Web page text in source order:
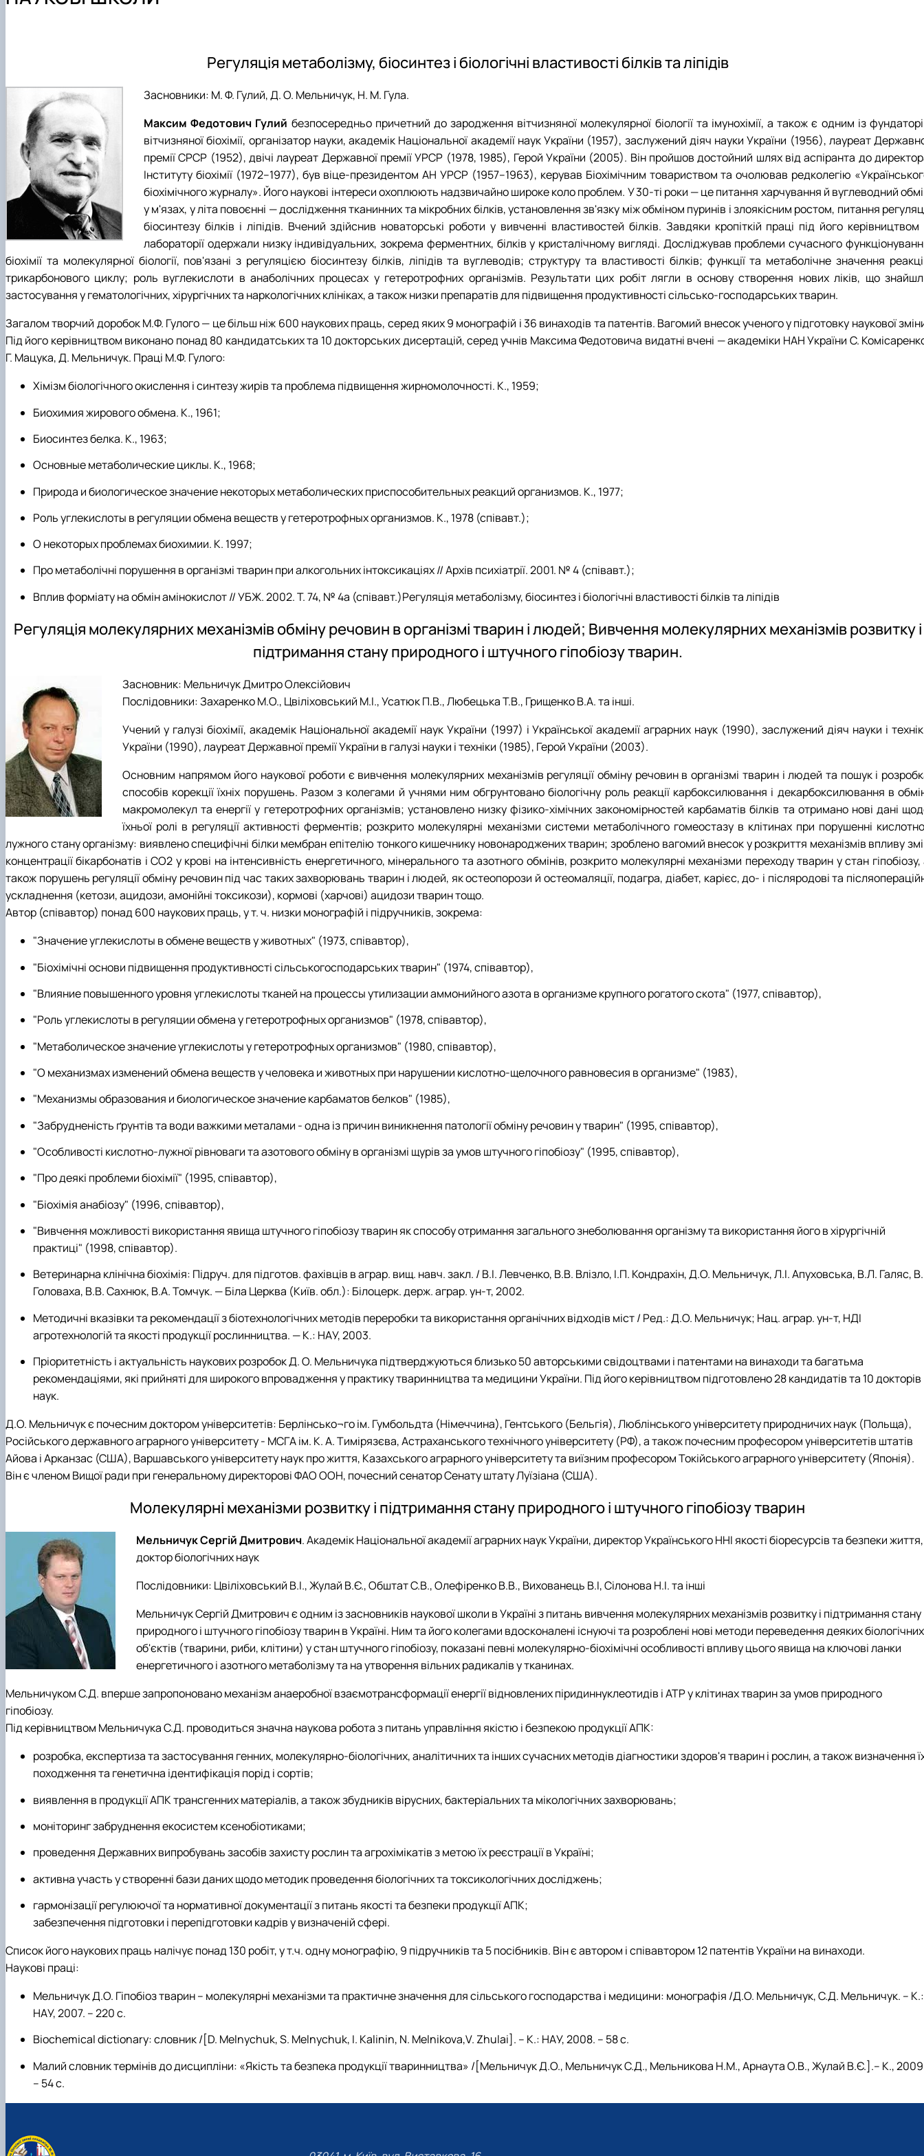
Міжкафедральна навчально-наукова лабораторія ветеринарно діагностичних дослідже…
Науковий гурток «Ветеринарна клінічна біохімія»
Історія досягнень гуртка
Фотогалерея
Регуляція метаболізму, біосинтез і біологічні властивості білків та ліпідів
Засновники: М. Ф. Гулий, Д. О. Мельничук, Н. М. Гула.
Максим Федотович Гулий безпосередньо причетний до зародження вітчизняної молекулярної біології та імунохімії, а також є одним із
вітчизняної біохімії, організатор науки, академік Національної академії наук України (1957), заслужений діяч науки України (1956), лауреат
премії СРСР (1952), двічі лауреат Державної премії УРСР (1978, 1985), Герой України (2005). Він пройшов достойний шлях від аспіранта до
Інституту біохімії (1972–1977), був віце-президентом АН УРСР (1957–1963), керував Біохімічним товариством та очолював редколегію
біохімічного журналу». Його наукові інтереси охоплюють надзвичайно широке коло проблем. У 30-ті роки — це питання харчування й вуглеводний
у м'язах, у літа повоєнні — дослідження тканинних та мікробних білків, установлення зв'язку між обміном пуринів і злоякісним ростом, питання
біосинтезу білків і ліпідів. Вчений здійснив новаторські роботи у вивченні властивостей білків. Завдяки кропіткій праці під його керівництвом
лабораторії одержали низку індивідуальних, зокрема ферментних, білків у кристалічному вигляді. Досліджував проблеми сучасного
бiохiмiї та молекулярної бiологiї, пов'язані з регуляцiєю бiосинтезу бiлкiв, лiпiдiв та вуглеводів; структуру та властивості бiлкiв; функції та метаболічне значення
трикарбонового циклу; роль вуглекислоти в анаболічних процесах у гетеротрофних організмів. Результати цих робіт лягли в основу створення нових лiкiв, що
застосування у гематологічних, хiрургічних та наркологічних клiнiках, а також низки препаратів для підвищення продуктивності сільсько-господарських тварин.
Загалом творчий доробок М.Ф. Гулого — це більш ніж 600 наукових праць, серед яких 9 монографій і 36 винаходів та патентів. Вагомий внесок ученого у підготовку наукової
Під його керівництвом виконано понад 80 кандидатських та 10 докторських дисертацій, серед учнів Максима Федотовича видатні вчені — академіки НАН України С.
Г. Мацука, Д. Мельничук. Праці М.Ф. Гулого:
Хiмiзм бiологiчного окислення i синтезу жирiв та проблема пiдвищення жирномолочностi. К., 1959;
Биохимия жирового обмена. К., 1961;
Биосинтез белка. К., 1963;
Основные метаболические циклы. К., 1968;
Природа и биологическое значение некоторых метаболических приспособительных реакций организмов. К., 1977;
Роль углекислоты в регуляции обмена веществ у гетеротрофных организмов. К., 1978 (співавт.);
О некоторых проблемах биохимии. К. 1997;
Про метаболічні порушення в організмі тварин при алкогольних інтоксикаціях // Архів психіатрії. 2001. № 4 (співавт.);
Вплив форміату на обмін амінокислот // УБЖ. 2002. Т. 74, № 4а (співавт.)Регуляція метаболізму, біосинтез і біологічні властивості білків та ліпідів
Регуляція молекулярних механізмів обміну речовин в організмі тварин і людей; Вивчення молекулярних механізмів розвитку і
підтримання стану природного і штучного гіпобіозу тварин.
Засновник: Мельничук Дмитро Олексійович
Послідовники: Захаренко М.О., Цвіліховський М.І., Усатюк П.В., Любецька Т.В., Грищенко В.А. та інші.
Учений у галузі біохімії, академік Національної академії наук України (1997) і Української академії аграрних наук (1990), заслужений діяч науки і
України (1990), лауреат Державної премії України в галузі науки і техніки (1985), Герой України (2003).
Основним напрямом його наукової роботи є вивчення молекулярних механізмів регуляції обміну речовин в організмі тварин і людей та пошук і
способів корекції їхніх порушень. Разом з колегами й учнями ним обгрунтовано біологічну роль реакції карбоксилювання і декарбоксилювання в
макромолекул та енергії у гетеротрофних організмів; установлено низку фізико-хімічних закономірностей карбаматів білків та отримано нові дані
їхньої ролі в регуляції активності ферментів; розкрито молекулярні механізми системи метаболічного гомеостазу в клітинах при порушенні
лужного стану організму: виявлено специфічні білки мембран епітелію тонкого кишечнику новонароджених тварин; зроблено вагомий внесок у розкриття механізмів впливу
концентрації бікарбонатів і СО2 у крові на інтенсивність енергетичного, мінерального та азотного обмінів, розкрито молекулярні механізми переходу тварин у стан гіпобіозу,
також порушень регуляції обміну речовин під час таких захворювань тварин і людей, як остеопорози й остеомаляції, подагра, діабет, карієс, до- і післяродові та
ускладнення (кетози, ацидози, амонійні токсикози), кормові (харчові) ацидози тварин тощо.
Автор (співавтор) понад 600 наукових праць, у т. ч. низки монографій і підручників, зокрема:
"Значение углекислоты в обмене веществ у животных" (1973, співавтор),
"Біохімічні основи підвищення продуктивності сільськогосподарських тварин" (1974, співавтор),
"Влияние повышенного уровня углекислоты тканей на процессы утилизации аммонийного азота в организме крупного рогатого скота" (1977, співавтор),
"Роль углекислоты в регуляции обмена у гетеротрофных организмов" (1978, співавтор),
"Метаболическое значение углекислоты у гетеротрофных организмов" (1980, співавтор),
"О механизмах изменений обмена веществ у человека и животных при нарушении кислотно-щелочного равновесия в организме" (1983),
"Механизмы образования и биологическое значение карбаматов белков" (1985),
"Забрудненість ґрунтів та води важкими металами - одна із причин виникнення патології обміну речовин у тварин" (1995, співавтор),
"Особливості кислотно-лужної рівноваги та азотового обміну в організмі щурів за умов штучного гіпобіозу" (1995, співавтор),
"Про деякі проблеми біохімії" (1995, співавтор),
"Біохімія анабіозу" (1996, співавтор),
"Вивчення можливості використання явища штучного гіпобіозу тварин як способу отримання загального знеболювання організму та використання його в хірургічній
практиці" (1998, співавтор).
Ветеринарна клінічна біохімія: Підруч. для підготов. фахівців в аграр. вищ. навч. закл. / В.І. Левченко, В.В. Влізло, І.П. Кондрахін, Д.О. Мельничук, Л.І. Апуховська, В.Л. Галяс,
Головаха, В.В. Сахнюк, В.А. Томчук. — Біла Церква (Київ. обл.): Білоцерк. держ. аграр. ун-т, 2002.
Методичні вказівки та рекомендації з біотехнологічних методів переробки та використання органічних відходів міст / Ред.: Д.О. Мельничук; Нац. аграр. ун-т, НДІ
агротехнологій та якості продукції рослинництва. — К.: НАУ, 2003.
Пріоритетність і актуальність наукових розробок Д. О. Мельничука підтверджуються близько 50 авторськими свідоцтвами і патентами на винаходи та багатьма
рекомендаціями, які прийняті для широкого впровадження у практику тваринництва та медицини України. Під його керівництвом підготовлено 28 кандидатів та 10 докторів
наук.
Д.О. Мельничук є почесним доктором університетів: Берлінсько¬го ім. Гумбольдта (Німеччина), Гентського (Бельгія), Люблінського університету природничих наук (Польща),
Російського державного аграрного університету - МСГА ім. К. А. Тимірязєва, Астраханського технічного університету (РФ), а також почесним професором університетів штатів
Айова і Арканзас (США), Варшавського університету наук про життя, Казахського аграрного університету та виїзним професором Токійського аграрного університету (Японія).
Він є членом Вищої ради при генеральному директорові ФАО ООН, почесний сенатор Сенату штату Луїзіана (США).
Молекулярні механізми розвитку і підтримання стану природного і штучного гіпобіозу тварин
Мельничук Сергій Дмитрович. Академік Національної академії аграрних наук України, директор Українського ННІ якості біоресурсів та безпеки життя,
доктор біологічних наук
Послідовники: Цвіліховський В.І., Жулай В.Є., Обштат С.В., Олефіренко В.В., Вихованець В.І, Сілонова Н.І. та інші
Мельничук Сергій Дмитрович є одним із засновників наукової школи в Україні з питань вивчення молекулярних механізмів розвитку і підтримання стану
природного і штучного гіпобіозу тварин в Україні. Ним та його колегами вдосконалені існуючі та розроблені нові методи переведення деяких біологічних
об'єктів (тварини, риби, клітини) у стан штучного гіпобіозу, показані певні молекулярно-біохімічні особливості впливу цього явища на ключові ланки
енергетичного і азотного метаболізму та на утворення вільних радикалів у тканинах.
Мельничуком С.Д. вперше запропоновано механізм анаеробної взаємотрансформації енергії відновлених піридиннуклеотидів і АТР у клітинах тварин за умов природного
гіпобіозу.
Під керівництвом Мельничука С.Д. проводиться значна наукова робота з питань управління якістю і безпекою продукції АПК:
розробка, експертиза та застосування генних, молекулярно-біологічних, аналітичних та інших сучасних методів діагностики здоров'я тварин і рослин, а також визначення
походження та генетична ідентифікація порід і сортів;
виявлення в продукції АПК трансгенних матеріалів, а також збудників вірусних, бактеріальних та мікологічних захворювань;
моніторинг забруднення екосистем ксенобіотиками;
проведення Державних випробувань засобів захисту рослин та агрохімікатів з метою їх реєстрації в Україні;
активна участь у створенні бази даних щодо методик проведення біологічних та токсикологічних досліджень;
гармонізації регулюючої та нормативної документації з питань якості та безпеки продукції АПК;
забезпечення підготовки і перепідготовки кадрів у визначеній сфері.
Список його наукових праць налічує понад 130 робіт, у т.ч. одну монографію, 9 підручників та 5 посібників. Він є автором і співавтором 12 патентів України на винаходи.
Наукові праці:
Мельничук Д.О. Гіпобіоз тварин – молекулярні механізми та практичне значення для сільського господарства і медицини: монографія /Д.О. Мельничук, С.Д. Мельничук. – К.:
НАУ, 2007. – 220 с.
Biochemical dictionary: словник /[D. Melnychuk, S. Melnychuk, I. Kalinin, N. Melnikova,V. Zhulai]. – К.: НАУ, 2008. – 58 с.
Малий словник термінів до дисципліни: «Якість та безпека продукції тваринництва» /[Мельничук Д.О., Мельничук С.Д., Мельникова Н.М., Арнаута О.В., Жулай В.Є.].– К.,
– 54 с.